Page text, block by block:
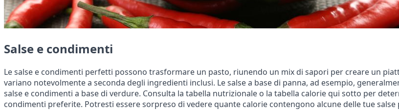
Salse e condimenti
Le salse e condimenti perfetti possono trasformare un pasto, riunendo un mix di sapori per creare un
variano notevolmente a seconda degli ingredienti inclusi. Le salse a base di panna, ad esempio,
salse e condimenti a base di verdure. Consulta la tabella nutrizionale o la tabella calorie qui sotto per
condimenti preferite. Potresti essere sorpreso di vedere quante calorie contengono alcune delle tue salse